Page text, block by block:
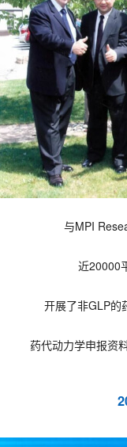
与MPI
近20000
开展了非GLP的
药代动力学申报资